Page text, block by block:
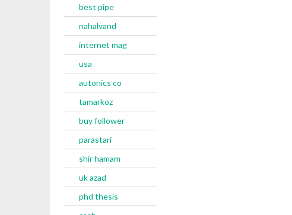
best pipe
nahalvand
internet mag
usa
autonics co
tamarkoz
buy follower
parastari
shir hamam
uk azad
phd thesis